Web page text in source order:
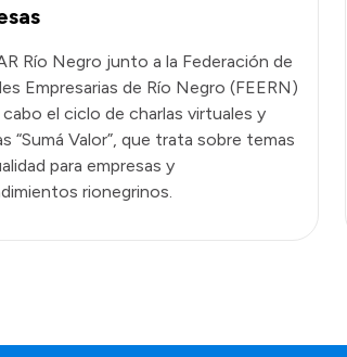
Río Negro junto a la Federación de
Empresarias de Río Negro (FEERN)
cabo el ciclo de charlas virtuales y
“Sumá Valor”, que trata sobre temas
para empresas y
rionegrinos.